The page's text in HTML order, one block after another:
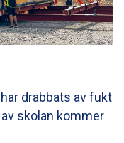
drabbats av fukt
skolan kommer